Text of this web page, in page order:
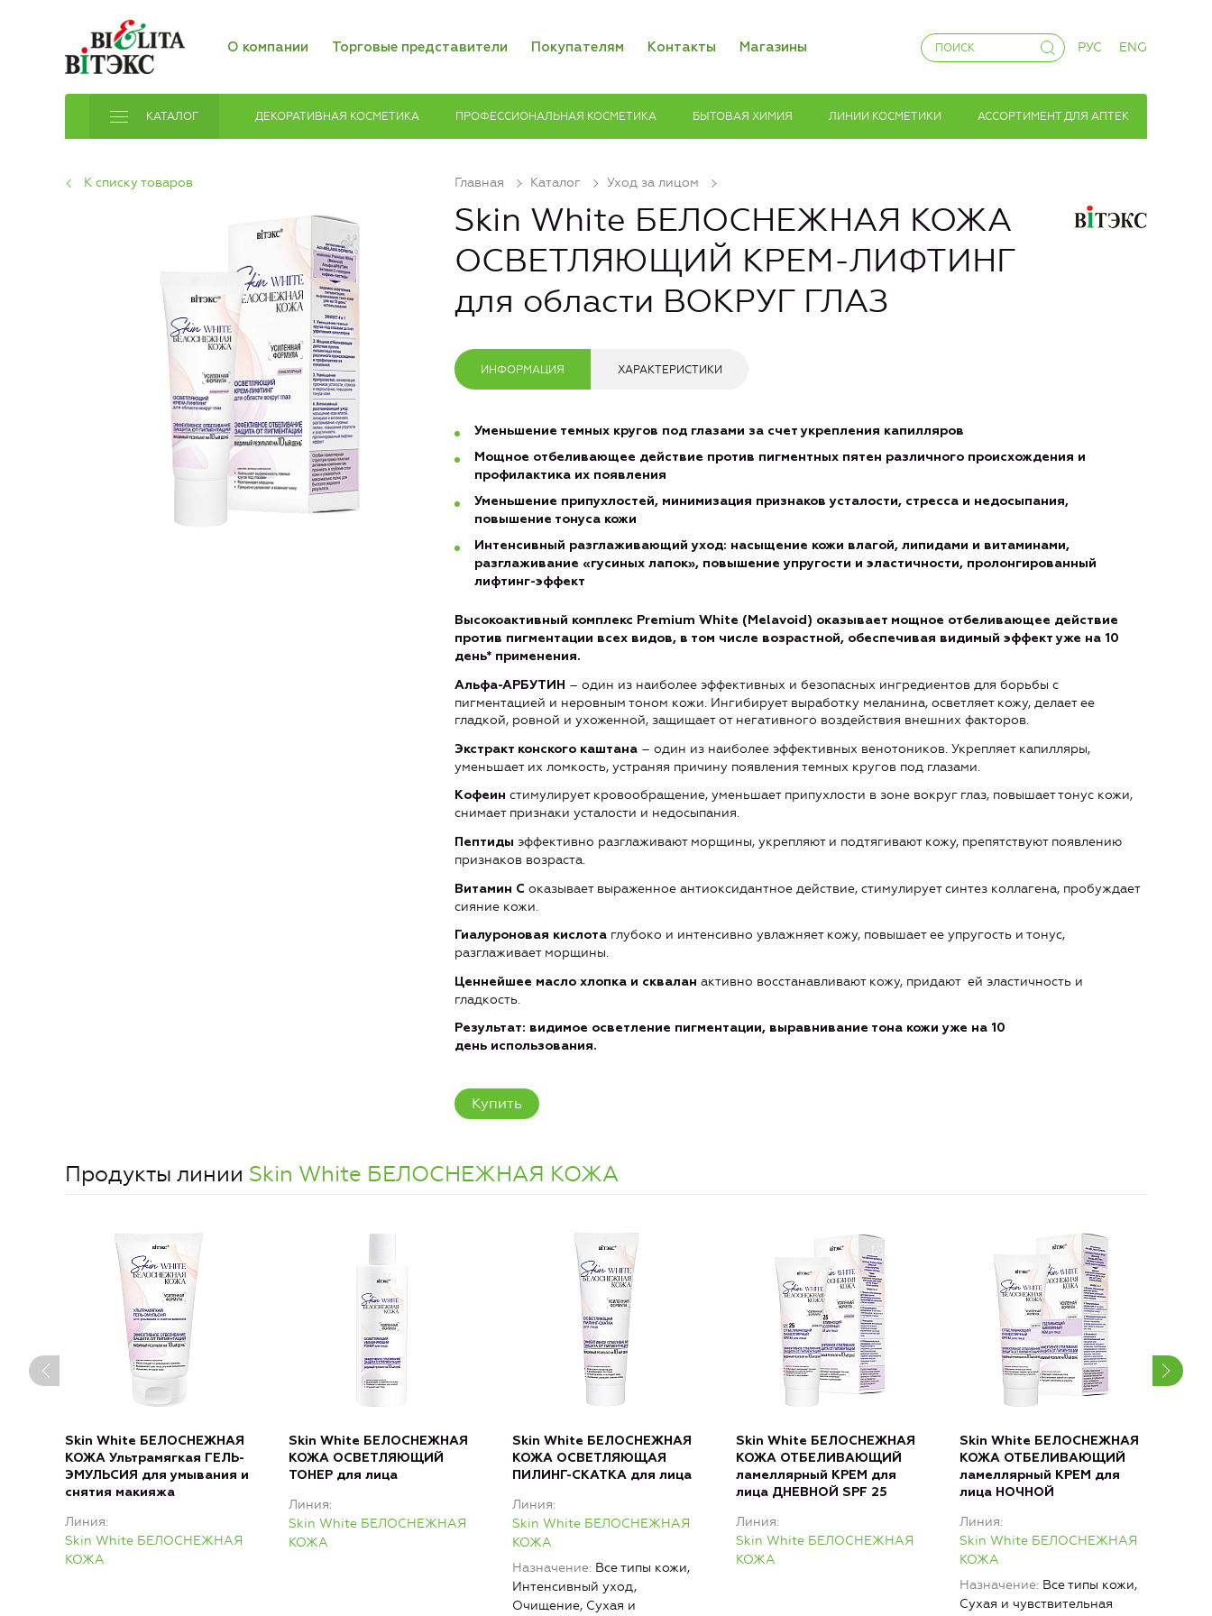
О компании Торговые представители Покупателям Контакты Магазины РУС ENG
КАТАЛОГ ДЕКОРАТИВНАЯ КОСМЕТИКА ПРОФЕССИОНАЛЬНАЯ КОСМЕТИКА БЫТОВАЯ ХИМИЯ ЛИНИИ КОСМЕТИКИ АССОРТИМЕНТ ДЛЯ АПТЕК
Главная Каталог Уход за лицом
К списку товаров
Skin White БЕЛОСНЕЖНАЯ КОЖА
ОСВЕТЛЯЮЩИЙ КРЕМ-ЛИФТИНГ
для области ВОКРУГ ГЛАЗ
ИНФОРМАЦИЯ ХАРАКТЕРИСТИКИ
Уменьшение темных кругов под глазами за счет укрепления капилляров
Мощное отбеливающее действие против пигментных пятен различного происхождения и
профилактика их появления
Уменьшение припухлостей, минимизация признаков усталости, стресса и недосыпания,
повышение тонуса кожи
Интенсивный разглаживающий уход: насыщение кожи влагой, липидами и витаминами,
разглаживание «гусиных лапок», повышение упругости и эластичности, пролонгированный
лифтинг-эффект
Высокоактивный комплекс Premium White (Melаvoid) оказывает мощное отбеливающее действие
против пигментации всех видов, в том числе возрастной, обеспечивая видимый эффект уже на 10
день* применения.
Альфа-АРБУТИН – один из наиболее эффективных и безопасных ингредиентов для борьбы с
пигментацией и неровным тоном кожи. Ингибирует выработку меланина, осветляет кожу, делает ее
гладкой, ровной и ухоженной, защищает от негативного воздействия внешних факторов.
Экстракт конского каштана – один из наиболее эффективных венотоников. Укрепляет капилляры,
уменьшает их ломкость, устраняя причину появления темных кругов под глазами.
Кофеин стимулирует кровообращение, уменьшает припухлости в зоне вокруг глаз, повышает тонус кожи,
снимает признаки усталости и недосыпания.
Пептиды эффективно разглаживают морщины, укрепляют и подтягивают кожу, препятствуют появлению
признаков возраста.
Витамин С оказывает выраженное антиоксидантное действие, стимулирует синтез коллагена, пробуждает
сияние кожи.
Гиалуроновая кислота глубоко и интенсивно увлажняет кожу, повышает ее упругость и тонус,
разглаживает морщины.
Ценнейшее масло хлопка и сквалан активно восстанавливают кожу, придают ей эластичность и
гладкость.
Результат: видимое осветление пигментации, выравнивание тона кожиуже на 10
день использования.
Купить
Продукты линии Skin White БЕЛОСНЕЖНАЯ КОЖА
Skin White БЕЛОСНЕЖНАЯ
КОЖА Ультрамягкая ГЕЛЬ-
ЭМУЛЬСИЯ для умывания и
снятия макияжа
Линия
Skin White БЕЛОСНЕЖНАЯ
КОЖА
Skin White БЕЛОСНЕЖНАЯ
КОЖА ОСВЕТЛЯЮЩИЙ
ТОНЕР для лица
Линия
Skin White БЕЛОСНЕЖНАЯ
КОЖА
Skin White БЕЛОСНЕЖНАЯ
КОЖА ОСВЕТЛЯЮЩАЯ
ПИЛИНГ-СКАТКА для лица
Линия
Skin White БЕЛОСНЕЖНАЯ
КОЖА
Назначение Все типы кожи,
Интенсивный уход,
Очищение, Сухая и
Skin White БЕЛОСНЕЖНАЯ
КОЖА ОТБЕЛИВАЮЩИЙ
ламеллярный КРЕМ для
лица ДНЕВНОЙ SPF 25
Линия
Skin White БЕЛОСНЕЖНАЯ
КОЖА
Skin White БЕЛОСНЕЖНАЯ
КОЖА ОТБЕЛИВАЮЩИЙ
ламеллярный КРЕМ для
лица НОЧНОЙ
Линия
Skin White БЕЛОСНЕЖНАЯ
КОЖА
Назначение Все типы кожи,
Сухая и чувствительная